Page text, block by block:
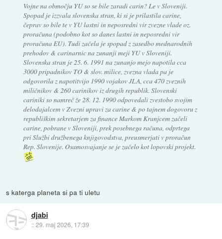
Vojne na območju YU so se bile zaradi carin? Le v Sloveniji.
Spopad je izzvala slovenska stran, ki si je prilastila carine,
čeprav so bile te v YU lastni in neposredni vir zvezne vlade oz.
proračuna (podobno kot so danes lastni in neposredni vir
proračuna EU). Tudi začela je spopad z zasedbo mednarodnih
prehodov & carinarnic na zunanji meji YU v Sloveniji.
Slovenska stran je 25. 6. 1991 na zunanjo mejo napotila cca
3000 pripadnikov TO & slov. milice, zvezna vlada pa je
odgovorila z napotitvijo 1990 vojakov JLA, cca 470 zveznih
miličnikov & 260 carinikov iz drugih republik. Slovenski
cariniki so namreč že 28. 12. 1990 odpovedali zvestobo svojim
delodajalcem v Zvezni upravi za carine & po tajnem dogovoru z
republiškim sekretarjem za finance Markom Kranjcem začeli
carine, pobrane v Sloveniji, prek posebnega računa, odprtega
pri Službi družbenega knjigovodstva, preusmerjati v proračun
Rep. Slovenije. Osamosvajanje se je začelo kot lopovski projekt.
s katerga planeta si pa ti uletu
djabi
::29. maj 2026, 17:39